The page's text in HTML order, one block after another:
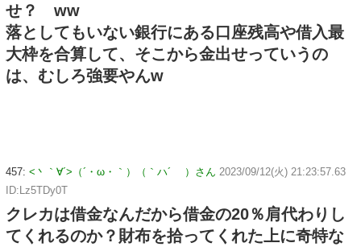
せ？ ww
落としてもいない銀行にある口座残高や借入最
大枠を合算して、そこから金出せっていうの
は、むしろ強要やんw
457: <丶｀∀´>（´・ω・｀）（｀ハ´ ）さん 2023/09/12(火) 21:23:57.63
ID:Lz5TDy0T
クレカは借金なんだから借金の20％肩代わりし
てくれるのか？財布を拾ってくれた上に奇特な